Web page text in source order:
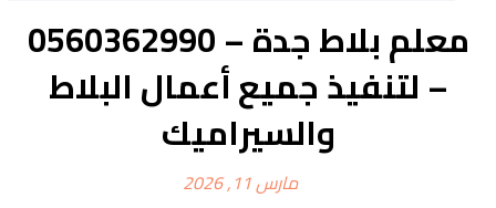
معلم بلاط جدة – 0560362990
– لتنفيذ جميع أعمال البلاط
والسيراميك
مارس 11, 2026